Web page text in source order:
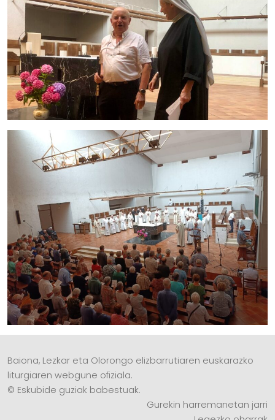
Baiona, Lezkar eta Olorongo elizbarrutiaren euskarazko
liturgiaren webgune ofiziala.
© Eskubide guziak babestuak.
Gurekin harremanetan jarri